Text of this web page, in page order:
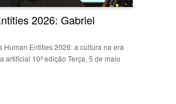
2026: Gabriel
Human Entities 2026: a cultura na era
artificial 10ª edição Terça, 5 de maio